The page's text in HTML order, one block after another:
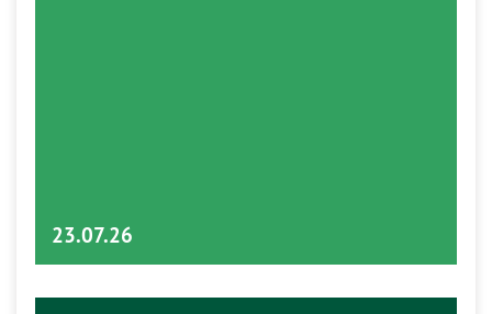
23.07.26